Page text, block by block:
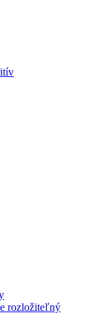
rozložiteľný